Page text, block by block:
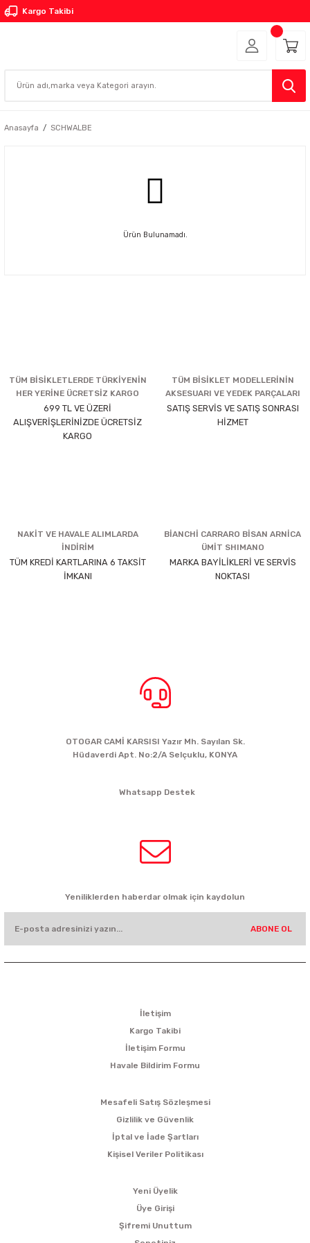
Kargo Takibi
Anasayfa SCHWALBE
Ürün Bulunamadı.
TÜM BİSİKLETLERDE TÜRKİYENİN
HER YERİNE ÜCRETSİZ KARGO
699 TL VE ÜZERİ
ALIŞVERİŞLERİNİZDE ÜCRETSİZ
KARGO
TÜM BİSİKLET MODELLERİNİN
AKSESUARI VE YEDEK PARÇALARI
SATIŞ SERVİS VE SATIŞ SONRASI
HİZMET
NAKİT VE HAVALE ALIMLARDA
İNDİRİM
TÜM KREDİ KARTLARINA 6 TAKSİT
İMKANI
BİANCHİ CARRARO BİSAN ARNİCA
ÜMİT SHIMANO
MARKA BAYİLİKLERİ VE SERVİS
NOKTASI
OTOGAR CAMİ KARSISI Yazır Mh. Sayılan Sk.
Hüdaverdi Apt. No:2/A Selçuklu, KONYA
Whatsapp Destek
Yeniliklerden haberdar olmak için kaydolun
ABONE OL
İletişim
Kargo Takibi
İletişim Formu
Havale Bildirim Formu
Mesafeli Satış Sözleşmesi
Gizlilik ve Güvenlik
İptal ve İade Şartları
Kişisel Veriler Politikası
Yeni Üyelik
Üye Girişi
Şifremi Unuttum